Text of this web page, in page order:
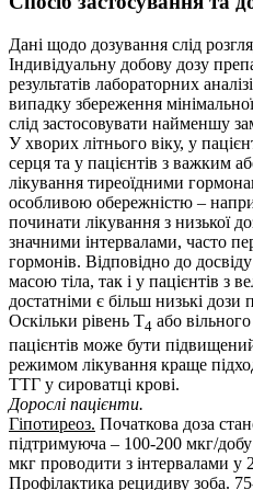
Дані щодо дозування слід
Індивідуальну добову дозу
результатів лабораторних
випадку збереження
слід застосовувати найменшу
У хворих літнього віку, у
серця та у пацієнтів з важким
лікування тиреоїдними
особливою обережністю –
починати лікування з низької
значними інтервалами, часто
гормонів. Відповідно до
масою тіла, так і у пацієнтів з
достатніми є більш низькі дози
Оскільки рівень Т4 або
пацієнтів може бути
режимом лікування краще
ТТГ у сироватці крові.
Дорослі пацієнти.
Гіпотиреоз. Початкова доза
підтримуюча – 100-200 мкг/
мкг проводити з інтервалами у
Профілактика рецидиву зоба.